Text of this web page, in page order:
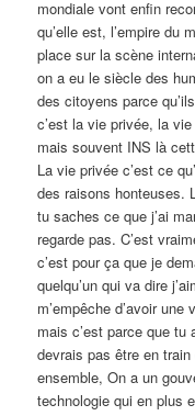
mondiale vont enfin
qu’elle est, l’empire du
place sur la scène
on a eu le siècle des
des citoyens parce
c’est la vie privée, la
mais souvent INS là
La vie privée c’est ce
des raisons honteuses.
tu saches ce que j’ai
regarde pas. C’est
c’est pour ça que je
quelqu’un qui va dire
m’empêche d’avoir
mais c’est parce que
devrais pas être en
ensemble, On a un
technologie qui en plus